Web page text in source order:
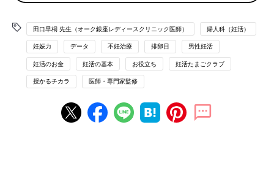
※参考：「妊活たまごクラブ 初めての不妊治療クリニックガイド
2025-2026」
不妊の治療を解説「治療の前の卵巣刺
激」・「じつは自然に近い人工授精」っ
か赤ちゃんを授からない。もしかして不妊？
まずは不妊治療の基本的な流れを知ることから
田口早桐 先生（オーク銀座レディースクリニック医師） 婦人科（妊活）
妊娠力 データ 不妊治療 排卵日 男性妊活
妊活のお金 妊活の基本 お役立ち 妊活たまごクラブ
授かるチカラ 医師・専門家監修